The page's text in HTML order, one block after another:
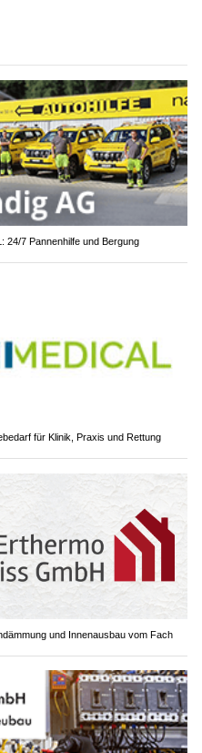
24/7 Pannenhilfe und Bergung
für Klinik, Praxis und Rettung
und Innenausbau vom Fach